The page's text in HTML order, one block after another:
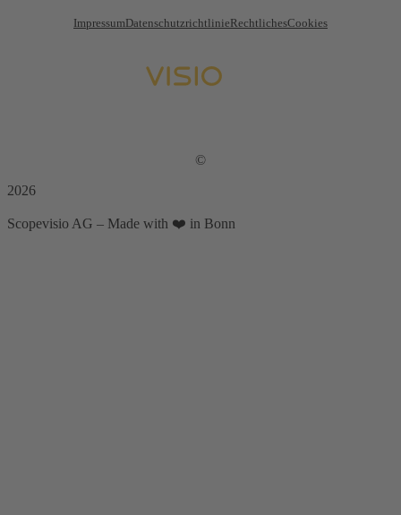
ImpressumDatenschutzrichtlinieRechtlichesCookies
©
2026
Scopevisio AG – Made with ❤️ in Bonn